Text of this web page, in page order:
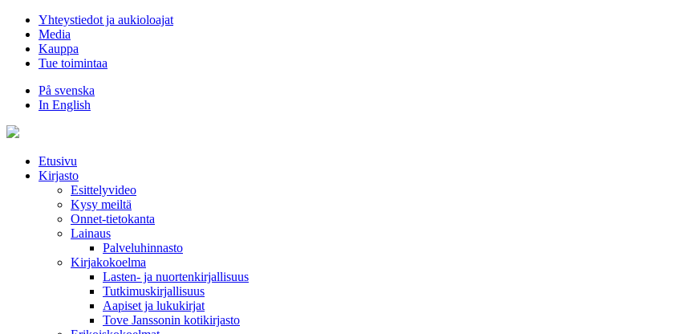
Hyppää
sisältöön
Yhteystiedot ja aukioloajat
Media
Kauppa
Tue toimintaa
På svenska
In English
Etusivu
Kirjasto
Esittelyvideo
Kysy meiltä
Onnet-tietokanta
Lainaus
Palveluhinnasto
Kirjakokoelma
Lasten- ja nuortenkirjallisuus
Tutkimuskirjallisuus
Aapiset ja lukukirjat
Tove Janssonin kotikirjasto